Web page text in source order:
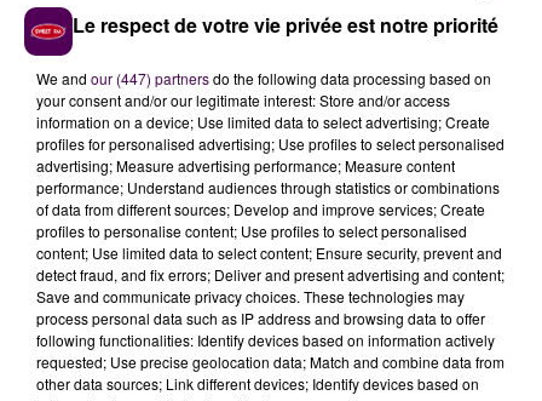
DES VISITEURS DE TOUS ÂGES ET AUX
NATIONALITÉS VARIÉES
Le profil de ces visiteurs est intéressant pour plusieurs
raisons. D’abord parce qu’il y a de tout,"des groupes
de jeunes, des familles et des personnes dans la
force de l’âge"détaille Paul Benizio. Ensuite parce que
ces touristes parisiens ont un portefeuille plus
conséquent. Enfin, parce qu'il y a cette dimension
européenne, voire internationale :"On constate le
retour d’un public étranger: des Anglais, Allemands,
Hollandais, Belges, et quelques Américains"poursuit
le directeur de la structure. Le léger bémol concerne
Le respect de votre vie privée est notre priorité
We and our (447) partnersdo the following data processing based on
your consent and/or our legitimate interest: Store and/or access
information on a device; Use limited data to select advertising; Create
profiles for personalised advertising; Use profiles to select personalised
advertising; Measure advertising performance; Measure content
performance; Understand audiences through statistics or combinations
of data from different sources; Develop and improve services; Create
profiles to personalise content; Use profiles to select personalised
content; Use limited data to select content; Ensure security, prevent and
detect fraud, and fix errors; Deliver and present advertising and content;
Save and communicate privacy choices. These technologies may
process personal data such as IP address and browsing data to offer
following functionalities: Identify devices based on information actively
requested; Use precise geolocation data; Match and combine data from
other data sources; Link different devices; Identify devices based on